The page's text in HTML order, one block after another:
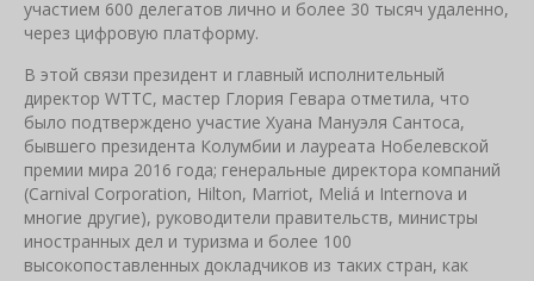
участием 600 делегатов лично и более 30 тысяч удаленно,
через цифровую платформу.
В этой связи президент и главный исполнительный
директор WTTC, мастер Глория Гевара отметила, что
было подтверждено участие Хуана Мануэля Сантоса,
бывшего президента Колумбии и лауреата Нобелевской
премии мира 2016 года; генеральные директора компаний
(Carnival Corporation, Hilton, Marriot, Meliá и Internova и
многие другие), руководители правительств, министры
иностранных дел и туризма и более 100
высокопоставленных докладчиков из таких стран, как